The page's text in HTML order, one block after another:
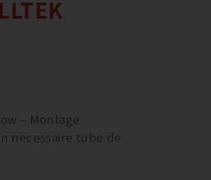
– Montage
necessaire tube de